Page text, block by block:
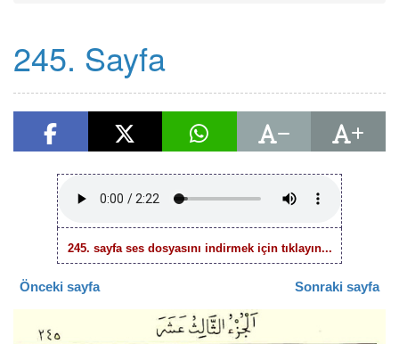
245. Sayfa
245. sayfa ses dosyasını indirmek için tıklayın...
Önceki sayfa Sonraki sayfa